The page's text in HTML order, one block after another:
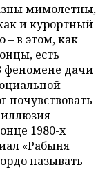
мимолетны,
и курортный
– в этом, как
есть
феномене дачи
почувствовать
1980-х
«Рабыня
называть